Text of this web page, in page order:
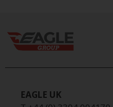
EAGLE UK